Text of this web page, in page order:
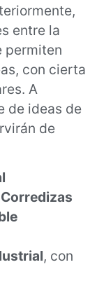
entre la
permiten
con cierta
A
de ideas de
de
, con